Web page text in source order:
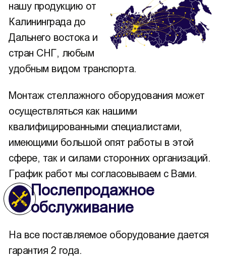
нашу продукцию от
Калининграда до
Дальнего востока и
стран СНГ, любым
удобным видом транспорта.
Монтаж стеллажного оборудования может
осуществляться как нашими
квалифицированными специалистами,
имеющими большой опят работы в этой
сфере, так и силами сторонних организаций.
График работ мы согласовываем с Вами.
Послепродажное
обслуживание
На все поставляемое оборудование дается
гарантия 2 года.